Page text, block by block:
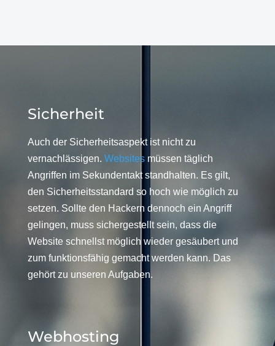
Sicherheit
Auch der Sicherheitsaspekt ist nicht zu
vernachlässigen. Websitesmüssen täglich
Angriffen im Sekundentakt standhalten. Es gilt,
den Sicherheitsstandard so hoch wie möglich zu
setzen. Sollte den Hackern dennoch ein Angriff
gelingen, muss sichergestellt sein, dass die
Website schnellst möglich wieder gesäubert und
zum funktionsfähig gemacht werden kann. Das
gehört zu unseren Aufgaben.
Webhosting